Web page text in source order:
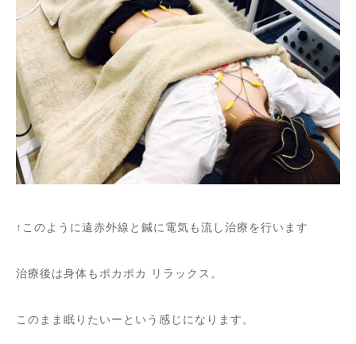
↑このように遠赤外線と鍼に電気も流し治療を行います
治療後は身体もポカポカ リラックス。
このまま眠りたいーという感じになります。